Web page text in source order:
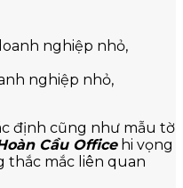
nghiệp nhỏ,
định cũng như mẫu tờ
Cầu Officehi vọng
thắc mắc liên quan